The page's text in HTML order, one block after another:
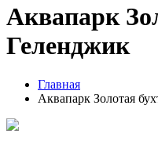
Аквапарк
Геленджик
Главная
Аквапарк Золотая